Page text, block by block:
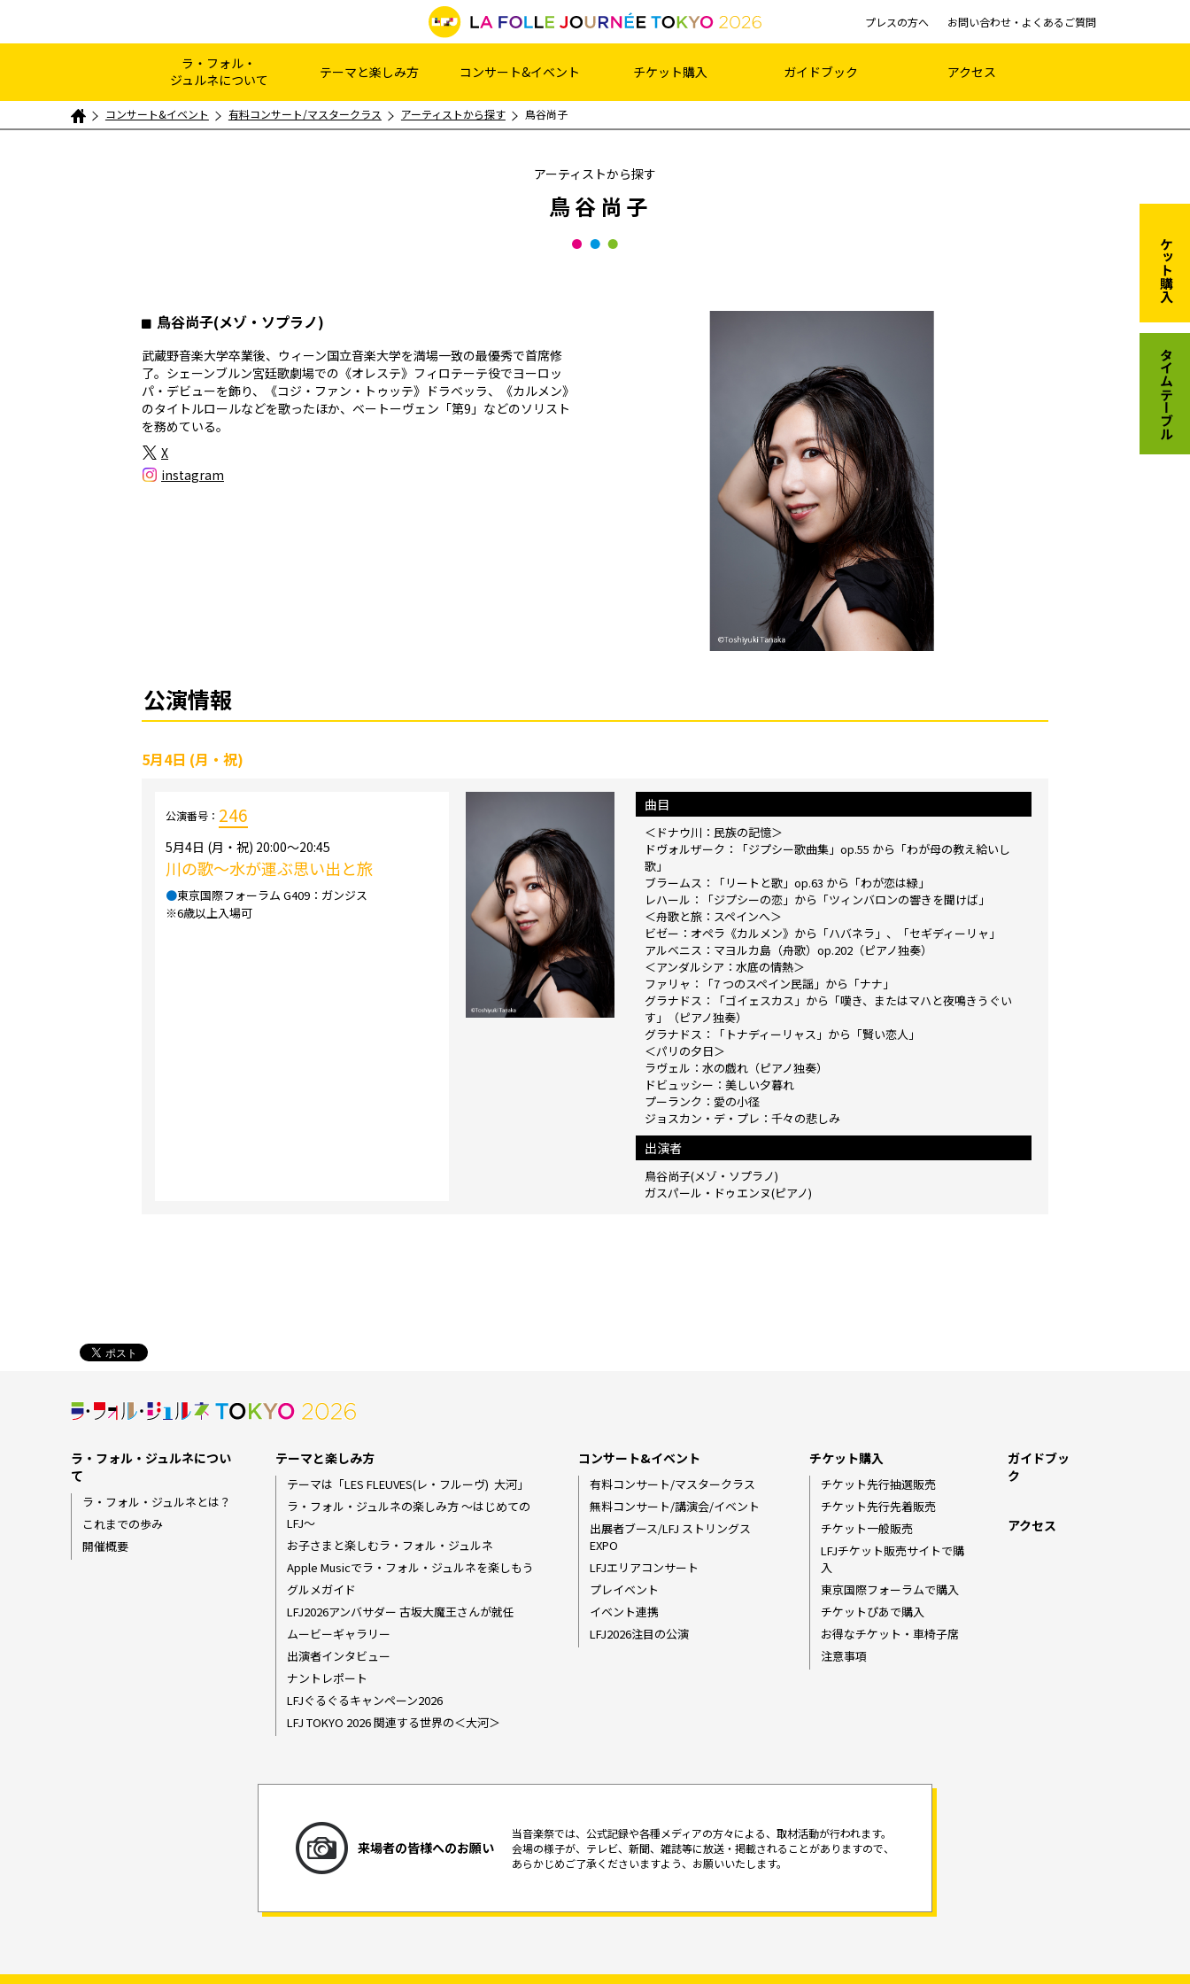
プレスの方へ お問い合わせ・よくあるご質問
ラ・フォル・
ジュルネについて
テーマと楽しみ方 コンサート&イベント チケット購入 ガイドブック アクセス
コンサート&イベント 有料コンサート/マスタークラス アーティストから探す 鳥谷尚子
アーティストから探す
鳥谷尚子
鳥谷尚子(メゾ・ソプラノ)
武蔵野音楽大学卒業後、ウィーン国立音楽大学を満場一致の最優秀で首席修
了。シェーンブルン宮廷歌劇場での《オレステ》フィロテーテ役でヨーロッ
パ・デビューを飾り、《コジ・ファン・トゥッテ》ドラベッラ、《カルメン》
のタイトルロールなどを歌ったほか、ベートーヴェン「第9」などのソリスト
を務めている。
X
instagram
公演情報
5月4日 (月・祝)
公演番号： 246
5月4日 (月・祝) 20:00～20:45
川の歌～水が運ぶ思い出と旅
●東京国際フォーラム G409：ガンジス
※6歳以上入場可
曲目
＜ドナウ川：民族の記憶＞
ドヴォルザーク：「ジプシー歌曲集」op.55 から「わが母の教え給いし
歌」
ブラームス：「リートと歌」op.63 から「わが恋は緑」
レハール：「ジプシーの恋」から「ツィンバロンの響きを聞けば」
＜舟歌と旅：スペインへ＞
ビゼー：オペラ《カルメン》から「ハバネラ」、「セギディーリャ」
アルベニス：マヨルカ島（舟歌）op.202（ピアノ独奏）
＜アンダルシア：水底の情熱＞
ファリャ：「7 つのスペイン民謡」から「ナナ」
グラナドス：「ゴイェスカス」から「嘆き、またはマハと夜鳴きうぐい
す」（ピアノ独奏）
グラナドス：「トナディーリャス」から「賢い恋人」
＜パリの夕日＞
ラヴェル：水の戯れ（ピアノ独奏）
ドビュッシー：美しい夕暮れ
プーランク：愛の小径
ジョスカン・デ・プレ：千々の悲しみ
出演者
鳥谷尚子(メゾ・ソプラノ)
ガスパール・ドゥエンヌ(ピアノ)
ラ・フォル・ジュルネについ
て
ラ・フォル・ジュルネとは？
これまでの歩み
開催概要
テーマと楽しみ方
テーマは「LES FLEUVES(レ・フルーヴ) ―― 大河」
ラ・フォル・ジュルネの楽しみ方 〜はじめての
LFJ〜
お子さまと楽しむラ・フォル・ジュルネ
Apple Musicでラ・フォル・ジュルネを楽しもう
グルメガイド
LFJ2026アンバサダー 古坂大魔王さんが就任
ムービーギャラリー
出演者インタビュー
ナントレポート
LFJぐるぐるキャンペーン2026
LFJ TOKYO 2026 関連する世界の＜大河＞
コンサート&イベント
有料コンサート/マスタークラス
無料コンサート/講演会/イベント
出展者ブース/LFJ ストリングス
EXPO
LFJエリアコンサート
プレイベント
イベント連携
LFJ2026注目の公演
チケット購入
チケット先行抽選販売
チケット先行先着販売
チケット一般販売
LFJチケット販売サイトで購
入
東京国際フォーラムで購入
チケットぴあで購入
お得なチケット・車椅子席
注意事項
ガイドブッ
ク
アクセス
来場者の皆様へのお願い
当音楽祭では、公式記録や各種メディアの方々による、取材活動が行われます。
会場の様子が、テレビ、新聞、雑誌等に放送・掲載されることがありますので、
あらかじめご了承くださいますよう、お願いいたします。
チケット購入
タイムテーブル